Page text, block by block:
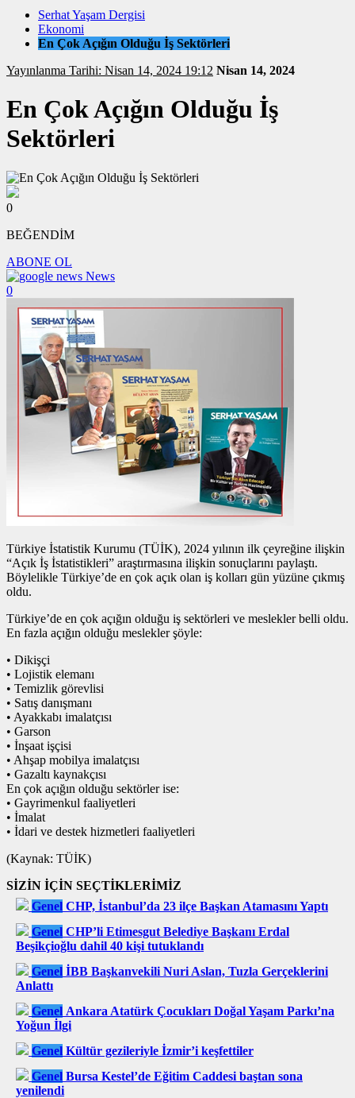
Serhat Yaşam Dergisi
Ekonomi
En Çok Açığın Olduğu İş Sektörleri
Yayınlanma Tarihi: Nisan 14, 2024 19:12 Nisan 14, 2024
En Çok Açığın Olduğu İş
Sektörleri
0
BEĞENDİM
ABONE OL
News
0
Türkiye İstatistik Kurumu (TÜİK), 2024 yılının ilk çeyreğine ilişkin
“Açık İş İstatistikleri” araştırmasına ilişkin sonuçlarını paylaştı.
Böylelikle Türkiye’de en çok açık olan iş kolları gün yüzüne çıkmış
oldu.
Türkiye’de en çok açığın olduğu iş sektörleri ve meslekler belli oldu.
En fazla açığın olduğu meslekler şöyle:
• Dikişçi
• Lojistik elemanı
• Temizlik görevlisi
• Satış danışmanı
• Ayakkabı imalatçısı
• Garson
• İnşaat işçisi
• Ahşap mobilya imalatçısı
• Gazaltı kaynakçısı
En çok açığın olduğu sektörler ise:
• Gayrimenkul faaliyetleri
• İmalat
• İdari ve destek hizmetleri faaliyetleri
(Kaynak: TÜİK)
SİZİN İÇİN SEÇTİKLERİMİZ
Genel CHP, İstanbul’da 23 ilçe Başkan Atamasını Yaptı
Genel CHP’li Etimesgut Belediye Başkanı Erdal
Beşikçioğlu dahil 40 kişi tutuklandı
Genel İBB Başkanvekili Nuri Aslan, Tuzla Gerçeklerini
Anlattı
Genel Ankara Atatürk Çocukları Doğal Yaşam Parkı’na
Yoğun İlgi
Genel Kültür gezileriyle İzmir’i keşfettiler
Genel Bursa Kestel’de Eğitim Caddesi baştan sona
yenilendi